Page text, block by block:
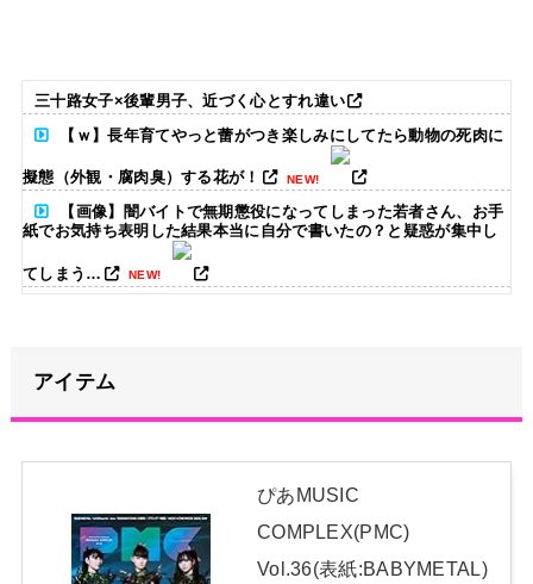
三十路女子×後輩男子、近づく心とすれ違い
【ｗ】長年育てやっと蕾がつき楽しみにしてたら動物の死肉に
擬態（外観・腐肉臭）する花が！ NEW!
【画像】闇バイトで無期懲役になってしまった若者さん、お手
紙でお気持ち表明した結果本当に自分で書いたの？と疑惑が集中し
てしまう… NEW!
【画像】影山優佳さん(25)、下着姿であたシコが止まらない
山下達郎、37年ぶりライブアルバム『JOY2』発売決定 600超
菅原咲月ちゃん、まさかのネタバレｗ【乃木坂46】
アイテム
ぴあMUSIC
COMPLEX(PMC)
Vol.36(表紙:BABYMETAL)